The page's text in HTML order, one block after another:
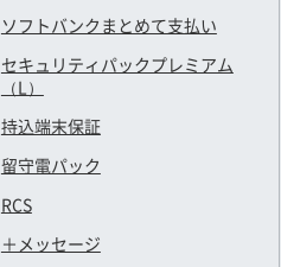
ソフトバンクまとめて支払い
セキュリティパックプレミアム
（L）
持込端末保証
留守電パック
RCS
＋メッセージ